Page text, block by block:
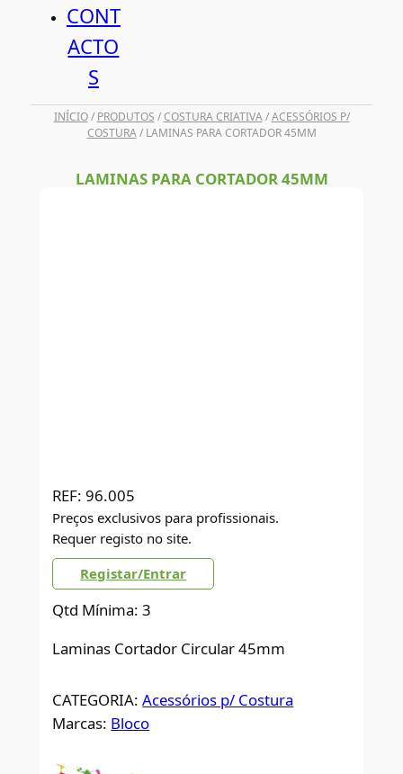
CONT
ACTO
S
INÍCIO/ PRODUTOS /COSTURA CRIATIVA/ACESSÓRIOS P/
COSTURA/ LAMINAS PARA CORTADOR 45MM
LAMINAS PARA CORTADOR 45MM
REF: 96.005
Preços exclusivos para profissionais.
Requer registo no site.
Registar/Entrar
Qtd Mínima: 3
Laminas Cortador Circular 45mm
CATEGORIA:Acessórios p/ Costura
Marcas: Bloco